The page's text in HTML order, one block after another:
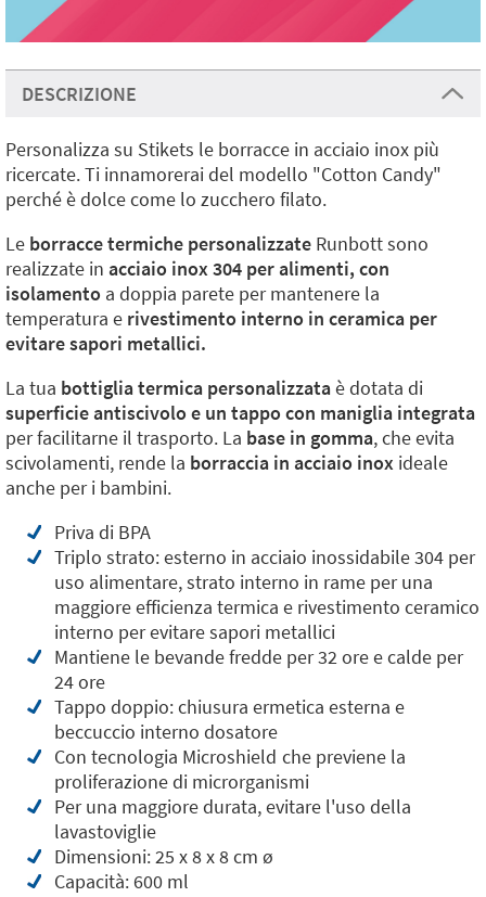
DESCRIZIONE
Personalizza su Stikets le borracce in acciaio inox più
ricercate. Ti innamorerai del modello "Cotton Candy"
perché è dolce come lo zucchero filato.
Le borracce termiche personalizzate Runbott sono
realizzate in acciaio inox 304 per alimenti, con
isolamento a doppia parete per mantenere la
temperatura e rivestimento interno in ceramica per
evitare sapori metallici.
La tua bottiglia termica personalizzataè dotata di
superficie antiscivolo e un tappo con maniglia integrata
per facilitarne il trasporto. La base in gomma, che evita
scivolamenti, rende la borraccia in acciaio inox ideale
anche per i bambini.
Priva di BPA
Triplo strato: esterno in acciaio inossidabile 304 per
uso alimentare, strato interno in rame per una
maggiore efficienza termica e rivestimento ceramico
interno per evitare sapori metallici
Mantiene le bevande fredde per 32 ore e calde per
24 ore
Tappo doppio: chiusura ermetica esterna e
beccuccio interno dosatore
Con tecnologia Microshield che previene la
proliferazione di microrganismi
Per una maggiore durata, evitare l'uso della
lavastoviglie
Dimensioni: 25 x 8 x 8 cm ø
Capacità: 600 ml